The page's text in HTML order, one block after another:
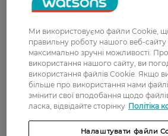
безкоштовно від 699 грн
Укрпошта
Вартість доставки - 79 грн,
доставка від - 599 грн
Забрати сьогодні в магазині
Вартість доставки - 0 грн
Показати
Ми використовуємо файли Cookie,
правильну роботу нашого веб-сайту
максимально зручні можливості.
використання нашого сайту, ви
використання файлів Cookie. Якщо ви
більше про використання нами
змінити свої вподобання щодо
ласка, відвідайте сторінку Політіка
Налаштувати файли